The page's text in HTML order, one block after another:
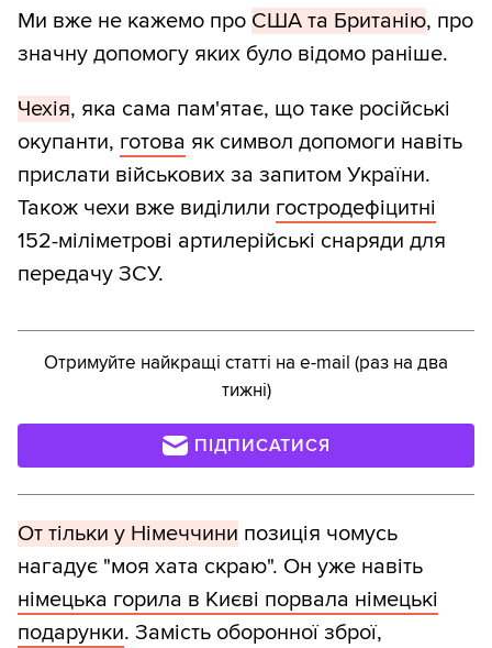
Ми вже не кажемо про США та Британію, про
значну допомогу яких було відомо раніше.
Чехія, яка сама пам'ятає, що таке російські
окупанти, готова як символ допомоги навіть
прислати військових за запитом України.
Також чехи вже виділили гостродефіцитні
152-міліметрові артилерійські снаряди для
передачу ЗСУ.
Отримуйте найкращі статті на e-mail (раз на два
тижні)
ПІДПИСАТИСЯ
От тільки у Німеччини позиція чомусь
нагадує "моя хата скраю". Он уже навіть
німецька горила в Києві порвала німецькі
подарунки. Замість оборонної зброї,